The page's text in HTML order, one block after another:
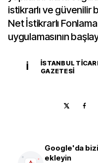
istikrarlı ve güvenilir
Net İstikrarlı
uygulamasının
İ
İSTANBUL
GAZETESI
Google'da
ekleyin